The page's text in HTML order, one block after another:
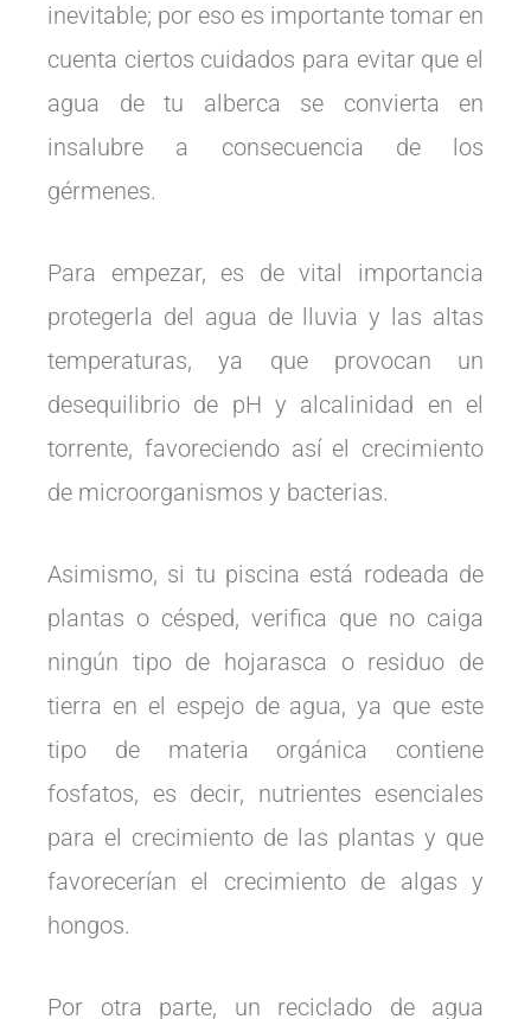
inevitable; por eso es importante tomar en
cuenta ciertos cuidados para evitar que el
agua de tu alberca se convierta en
insalubre a consecuencia de los
gérmenes.
Para empezar, es de vital importancia
protegerla del agua de lluvia y las altas
temperaturas, ya que provocan un
desequilibrio de pH y alcalinidad en el
torrente, favoreciendo así el crecimiento
de microorganismos y bacterias.
Asimismo, si tu piscina está rodeada de
plantas o césped, verifica que no caiga
ningún tipo de hojarasca o residuo de
tierra en el espejo de agua, ya que este
tipo de materia orgánica contiene
fosfatos, es decir, nutrientes esenciales
para el crecimiento de las plantas y que
favorecerían el crecimiento de algas y
hongos.
Por otra parte, un reciclado de agua